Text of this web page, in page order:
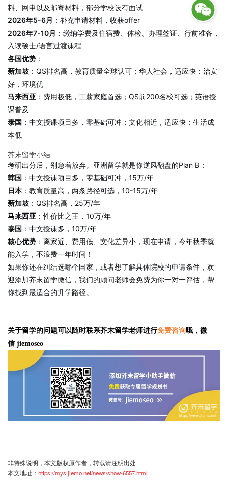
料、网申以及邮寄材料，部分学校设有面试
2026年5-6月 ：补充申请材料，收获offer
2026年7-10月 ：缴纳学费及住宿费、体检、办理签证、行前准备，
入读硕士/语言过渡课程
各国优势 ：
新加坡 ：QS排名高，教育质量全球认可；华人社会，适应快；治安
好，环境优
马来西亚 ：费用极低，工薪家庭首选；QS前200名校可选；英语授
课普及
泰国 ：中文授课项目多，零基础可冲；文化相近，适应快；生活成
本低
芥末留学小结
考研出分后，别急着放弃。亚洲留学就是你逆风翻盘的Plan B：
韩国 ：中文授课项目多，零基础可冲，15万/年
日本：教育质量高，两条路径可选，10-15万/年
新加坡 ：QS排名高，25万/年
马来西亚 ：性价比之王，10万/年
泰国 ：中文授课多，10万/年
核心优势 ：离家近、费用低、文化差异小，现在申请，今年秋季就
能入学，不浪费一年时间！
如果你还在纠结选哪个国家，或者想了解具体院校的申请条件，欢
迎添加芥末留学微信，我们的顾问老师会免费为你一对一评估，帮
你找到最适合的升学路径。
关于留学的问题可以随时联系芥末留学老师进行免费咨询哦，微
信 jiemoseo
非特殊说明，本文版权原作者，转载请注明出处
本文地址： https://mys.jiemo.net/news/show-6557.html